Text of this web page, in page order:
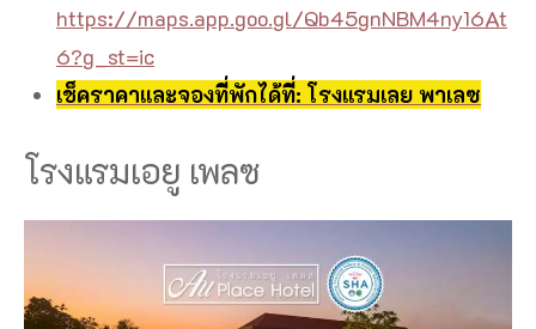
https://maps.app.goo.gl/Qb45gnNBM4ny16At
6?g_st=ic
เช็คราคาและจองที่พักได้ที่: โรงแรมเลย พาเลซ
โรงแรมเอยู เพลซ